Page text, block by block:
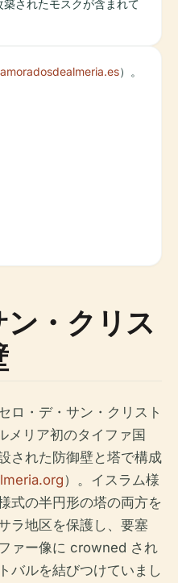
されたモスクが含まれて
）。
・クリス
ロ・デ・サン・クリスト
メリア初のタイファ国
された防御壁と塔で構成
）。イスラム様
式の半円形の塔の両方を
ラ地区を保護し、要塞
ァー像に crowned され
バルを結びつけていまし